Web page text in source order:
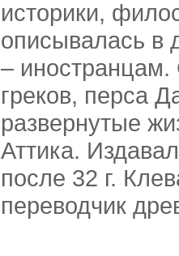
историки,
описывалась в
– иностранцам.
греков, перса
развернутые
Аттика.
после 32 г.
переводчик